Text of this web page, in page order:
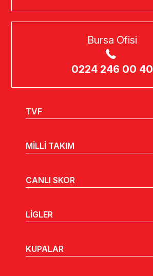
Bursa Ofisi
0224 246 00 40
TVF
MİLLİ TAKIM
CANLI SKOR
LİGLER
KUPALAR